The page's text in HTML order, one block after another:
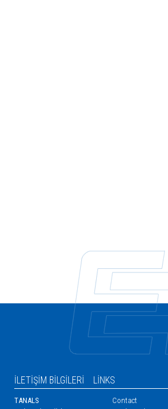
İLETIŞIM BILGILERI
TANALS
LINKS
Contact